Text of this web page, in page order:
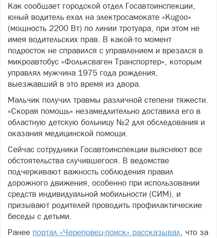
Как сообщает городской отдел Госавтоинспекции,
юный водитель ехал на электросамокате «Kugoo»
(мощность 2200 Вт) по линии тротуара, при этом не
имея водительских прав. В какой-то момент
подросток не справился с управлением и врезался в
микроавтобус «Фольксваген Транспортер», которым
управлял мужчина 1975 года рождения,
выезжавший в это время из двора.
Мальчик получил травмы различной степени тяжести.
«Скорая помощь» незамедлительно доставила его в
областную детскую больницу №2 для обследования и
оказания медицинской помощи.
Сейчас сотрудники Госавтоинспекции выясняют все
обстоятельства случившегося. В ведомстве
подчеркивают важность соблюдения правил
дорожного движения, особенно при использовании
средств индивидуальной мобильности (СИМ), и
призывают родителей проводить профилактические
беседы с детьми.
Ранее портал «Череповец-поиск» рассказывал, что за